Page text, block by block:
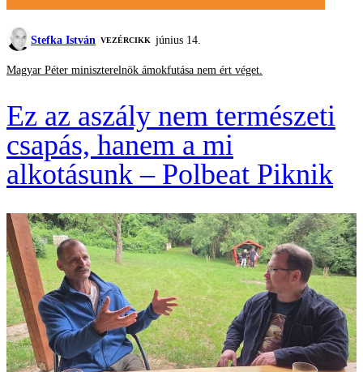
Stefka István VEZÉRCIKK június 14.
Magyar Péter miniszterelnök ámokfutása nem ért véget.
Ez az aszály nem természeti
csapás, hanem a mi
alkotásunk – Polbeat Piknik